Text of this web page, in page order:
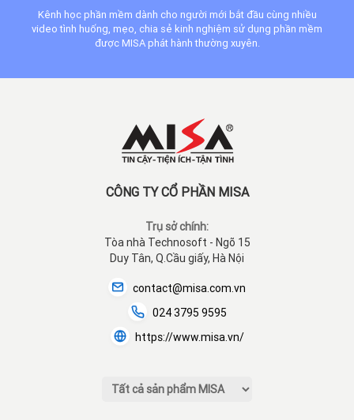
Kênh học phần mềm dành cho người mới bắt đầu cùng nhiều
video tình huống, mẹo, chia sẻ kinh nghiệm sử dụng phần mềm
được MISA phát hành thường xuyên.
CÔNG TY CỔ PHẦN MISA
Trụ sở chính:
Tòa nhà Technosoft - Ngõ 15
Duy Tân, Q.Cầu giấy, Hà Nội
contact@misa.com.vn
024 3795 9595
https://www.misa.vn/